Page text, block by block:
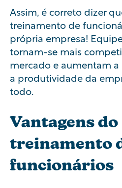
Assim, é correto dizer
treinamento de
própria empresa!
tornam-se mais
mercado e aumentam
a produtividade da
todo.
Vantagens do
treinamento
funcionários